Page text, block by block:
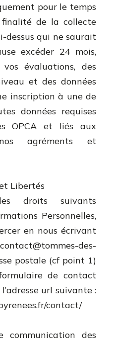
pour le temps
de la collecte
dessus qui ne saurait
excéder 24 mois,
évaluations, des
et des données
inscription à une de
données requises
OPCA et liés aux
agréments et
Libertés
droits suivants
Personnelles,
en nous écrivant
contact@tommes-des-
postale (cf point 1)
de contact
url suivante :
contact/
communication des